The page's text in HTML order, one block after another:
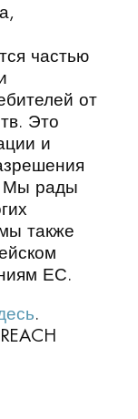
частью
от
Это
и
Мы рады
также
ЕС.
.